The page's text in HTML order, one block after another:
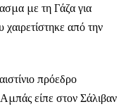
με τη Γάζα για
από την
πρόεδρο
είπε στον Σάλιβαν